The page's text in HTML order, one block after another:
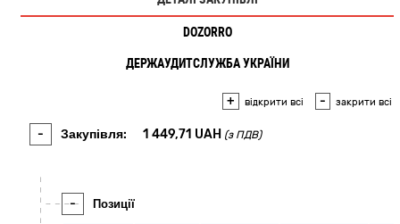
DOZORRO
ДЕРЖАУДИТСЛУЖБА УКРАЇНИ
+ відкрити всі - закрити всі
- Закупівля: 1 449,71 UAH (з ПДВ)
- Позиції